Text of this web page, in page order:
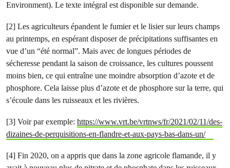
Environment). Le texte intégral est disponible sur demande.
[2] Les agriculteurs épandent le fumier et le lisier sur leurs champs
au printemps, en espérant disposer de précipitations suffisantes en
vue d’un “été normal”. Mais avec de longues périodes de
sécheresse pendant la saison de croissance, les cultures poussent
moins bien, ce qui entraîne une moindre absorption d’azote et de
phosphore. Cela laisse plus d’azote et de phosphore sur la terre, qui
s’écoule dans les ruisseaux et les rivières.
[3] Voir par exemple: https://www.vrt.be/vrtnws/fr/2021/02/11/des-
dizaines-de-perquisitions-en-flandre-et-aux-pays-bas-dans-un/
[4] Fin 2020, on a appris que dans la zone agricole flamande, il y